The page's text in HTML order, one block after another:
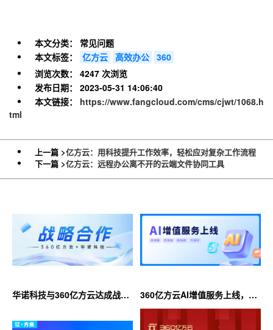
本文分类：
常见问题
本文标签：
亿方云 高效办公 360
浏览次数：
4247 次浏览
发布日期：
2023-05-31 14:06:40
本文链接：
https://www.fangcloud.com/cms/cjwt/1068.h
tml
上一篇 >亿方云：用科技提升工作效率，轻松应对复杂工作流程
下一篇 >亿方云：远程办公离不开的云端文件协同工具
华诺科技与360亿方云达成战略
360亿方云AI增值服务上线，超
大限时优惠等你来！